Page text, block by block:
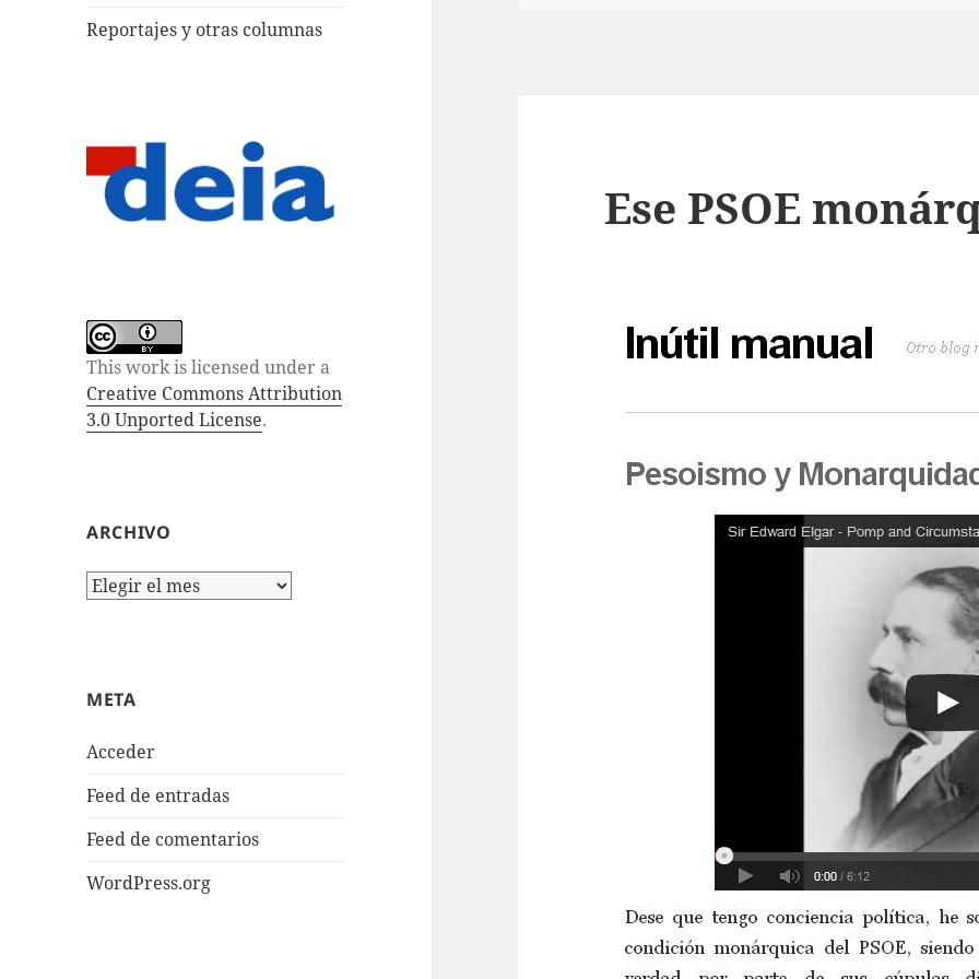
Reportajes y otras columnas
This work is licensed under a
Creative Commons Attribution
3.0 Unported License.
ARCHIVO
Archivo
META
Acceder
Feed de entradas
Feed de comentarios
WordPress.org
Ese PSOE